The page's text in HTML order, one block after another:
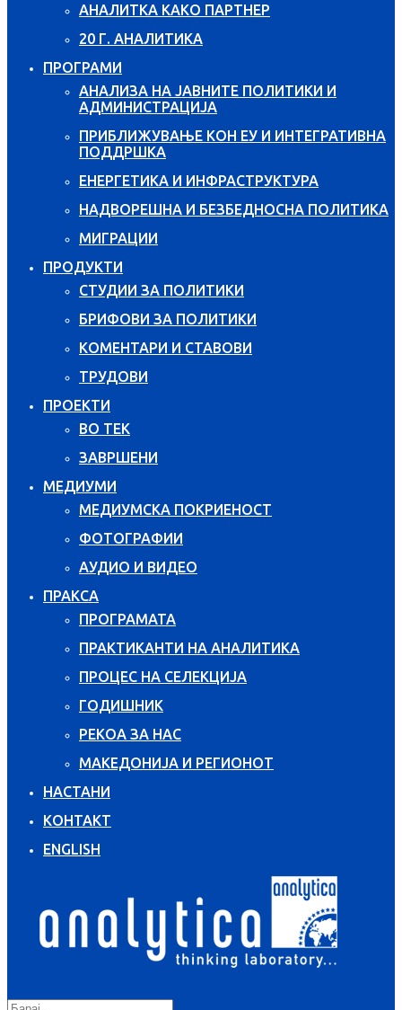
АНАЛИТКА КАКО ПАРТНЕР
20 Г. АНАЛИТИКА
ПРОГРАМИ
АНАЛИЗА НА ЈАВНИТЕ ПОЛИТИКИ И
АДМИНИСТРАЦИЈА
ПРИБЛИЖУВАЊЕ КОН ЕУ И ИНТЕГРАТИВНА
ПОДДРШКА
ЕНЕРГЕТИКА И ИНФРАСТРУКТУРА
НАДВОРЕШНА И БЕЗБЕДНОСНА ПОЛИТИКА
МИГРАЦИИ
ПРОДУКТИ
СТУДИИ ЗА ПОЛИТИКИ
БРИФОВИ ЗА ПОЛИТИКИ
КОМЕНТАРИ И СТАВОВИ
ТРУДОВИ
ПРОЕКТИ
ВО ТЕК
ЗАВРШЕНИ
МЕДИУМИ
МЕДИУМСКА ПОКРИЕНОСТ
ФОТОГРАФИИ
АУДИО И ВИДЕО
ПРАКСА
ПРОГРАМАТА
ПРАКТИКАНТИ НА АНАЛИТИКА
ПРОЦЕС НА СЕЛЕКЦИЈА
ГОДИШНИК
РЕКОА ЗА НАС
МАКЕДОНИЈА И РЕГИОНОТ
НАСТАНИ
КОНТАКТ
ENGLISH